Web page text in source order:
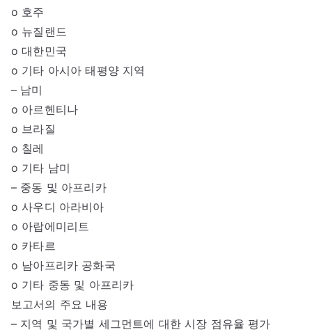
o 호주
o 뉴질랜드
o 대한민국
o 기타 아시아 태평양 지역
– 남미
o 아르헨티나
o 브라질
o 칠레
o 기타 남미
– 중동 및 아프리카
o 사우디 아라비아
o 아랍에미리트
o 카타르
o 남아프리카 공화국
o 기타 중동 및 아프리카
보고서의 주요 내용
– 지역 및 국가별 세그먼트에 대한 시장 점유율 평가